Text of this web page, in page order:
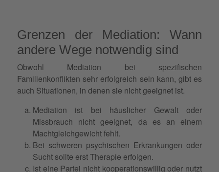
Grenzen der Mediation: Wann
andere Wege notwendig sind
Obwohl Mediation bei spezifischen
Familienkonflikten sehr erfolgreich sein kann, gibt es
auch Situationen, in denen sie nicht geeignet ist.
Mediation ist bei häuslicher Gewalt oder
Missbrauch nicht geeignet, da es an einem
Machtgleichgewicht fehlt.
Bei schweren psychischen Erkrankungen oder
Sucht sollte erst Therapie erfolgen.
Ist eine Partei nicht kooperationswillig oder nutzt